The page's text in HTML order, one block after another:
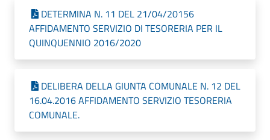
DETERMINA N. 11 DEL 21/04/20156
AFFIDAMENTO SERVIZIO DI TESORERIA PER IL
QUINQUENNIO 2016/2020
DELIBERA DELLA GIUNTA COMUNALE N. 12 DEL
16.04.2016 AFFIDAMENTO SERVIZIO TESORERIA
COMUNALE.